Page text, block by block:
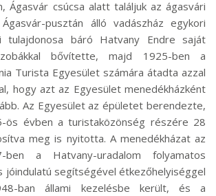
Ágasvár csúcsa alatt találjuk az ágasvári
pusztán álló vadászház egykori
tulajdonosa báró Hatvany Endre saját
bővítette, majd 1925-ben a
Turista Egyesület számára átadta azzal
hogy azt az Egyesület menedékházként
Az Egyesület az épületet berendezte,
ös évben a turistaközönség részére 28
meg is nyitotta. A menedékházat az
ben a Hatvany-uradalom folyamatos
jóindulatú segítségével étkezőhelyiséggel
ban állami kezelésbe került, és a